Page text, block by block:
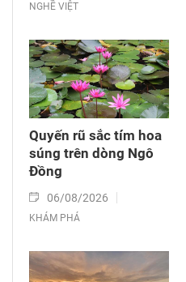
NGHỀ VIỆT
Quyến rũ sắc tím hoa
súng trên dòng Ngô
Đồng
06/08/2026
KHÁM PHÁ